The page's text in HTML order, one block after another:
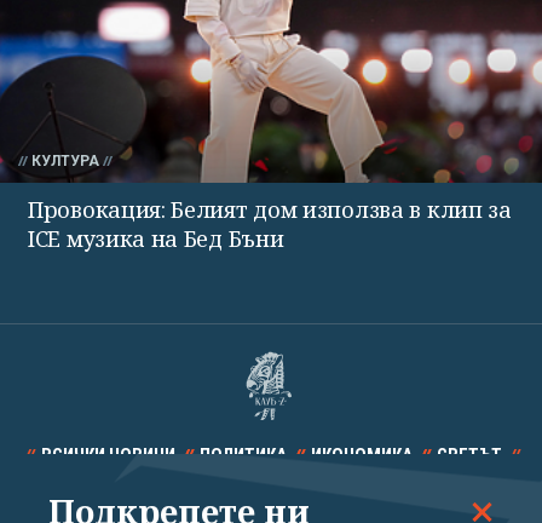
КУЛТУРА
Провокация: Белият дом използва в клип за
ICE музика на Бед Бъни
ВСИЧКИ НОВИНИ ПОЛИТИКА ИКОНОМИКА СВЕТЪТ
СПОРТ КУЛТУРА ТЕХНОЛОГИИ КАЛЕЙДОСКОП
Подкрепете ни